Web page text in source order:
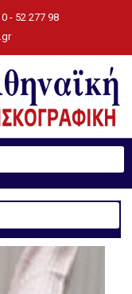
- 52 277 98